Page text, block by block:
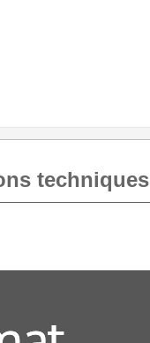
techniques